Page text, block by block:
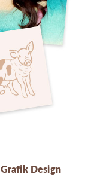
Grafik Design